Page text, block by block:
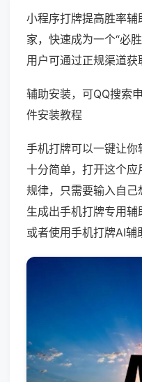
小程序打牌提高胜率
家，快速成为一个“必
用户可通过正规渠道获
辅助安装，可QQ搜索
件安装教程
手机打牌可以一键让你
十分简单，打开这个
规律，只需要输入自
生成出手机打牌专用
或者使用手机打牌AI辅